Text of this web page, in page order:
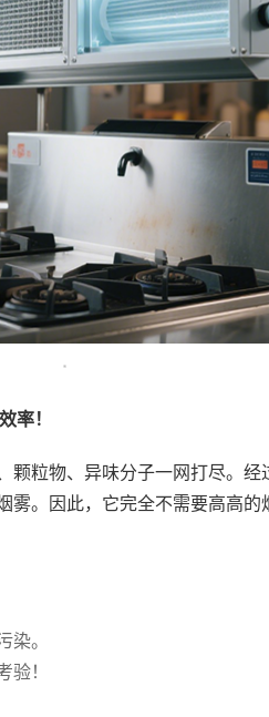
率！
颗粒物、异味分子一网打尽。
。因此，它完全不需要高高的
染。
！